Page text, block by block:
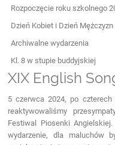
Rozpoczęcie roku szkolnego
Dzień Kobiet i Dzień Mężczyzn
Archiwalne wydarzenia
Kl. 8 w stupie buddyjskiej
XIX English
5 czerwca 2024, po czterech
reaktywowaliśmy
Festiwal Piosenki
wydarzenie, dla maluchów